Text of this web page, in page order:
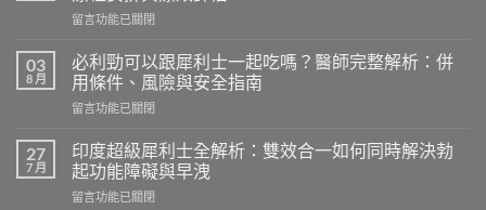
在
利
勁
療
程
要
多
久？
完
留言功能已關閉
03
8 月
必利勁可以跟犀利士一起吃嗎？醫師完整解析：併
用條件、風險與安全指南
在
利
勁
可
以
留言功能已關閉
27
7 月
印度超級犀利士全解析：雙效合一如何同時解決勃
起功能障礙與早洩
在
留言功能已關閉